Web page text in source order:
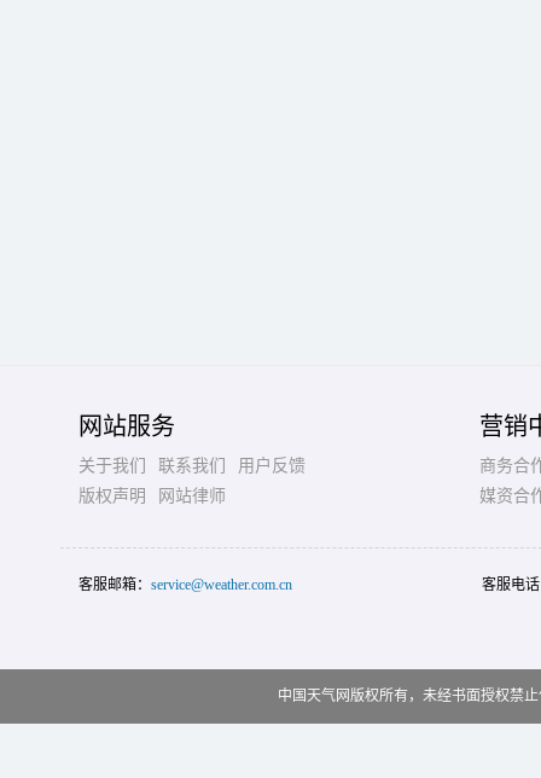
网站服务
关于我们 联系我们
用户反馈
版权声明
网站律师
营销
商务合
媒资合
客服邮箱： service@weather.com.cn 客服电
中国天气网版权所有，未经书面授权